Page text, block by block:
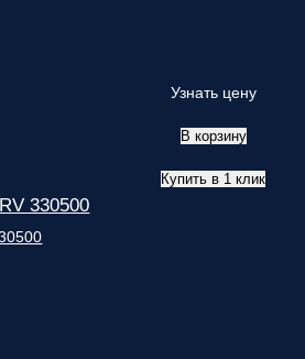
Узнать цену
В корзину
Купить в 1 клик
330500